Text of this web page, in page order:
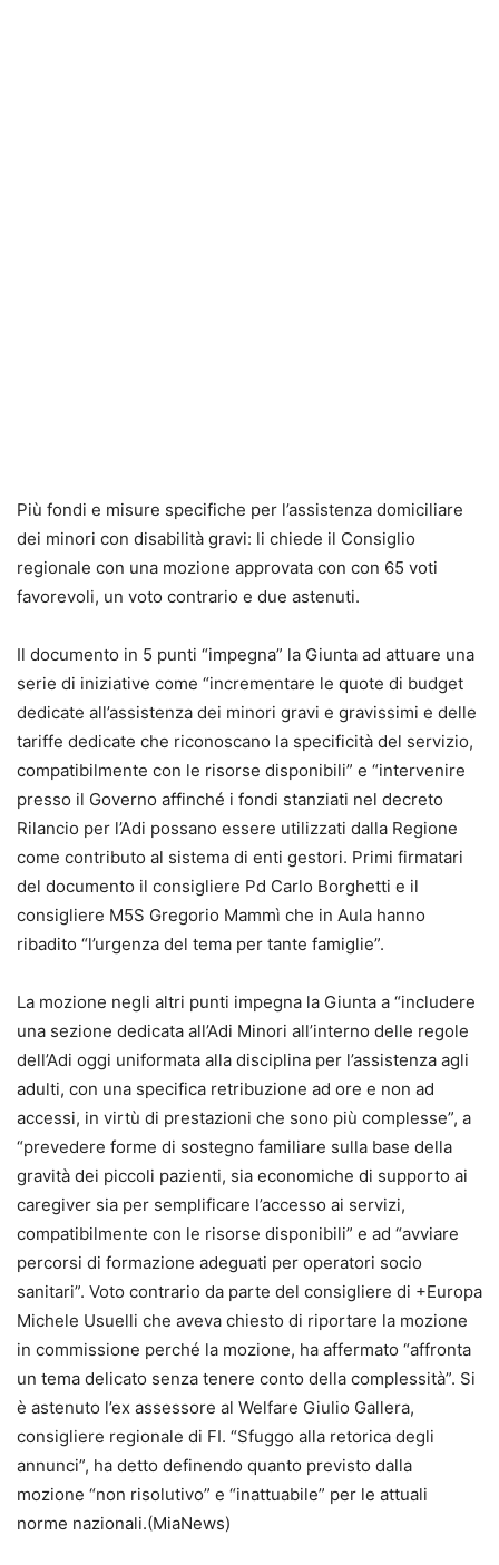
Più fondi e misure specifiche per l’assistenza domiciliare
dei minori con disabilità gravi: li chiede il Consiglio
regionale con una mozione approvata con con 65 voti
favorevoli, un voto contrario e due astenuti.
Il documento in 5 punti “impegna” la Giunta ad attuare una
serie di iniziative come “incrementare le quote di budget
dedicate all’assistenza dei minori gravi e gravissimi e delle
tariffe dedicate che riconoscano la specificità del servizio,
compatibilmente con le risorse disponibili” e “intervenire
presso il Governo affinché i fondi stanziati nel decreto
Rilancio per l’Adi possano essere utilizzati dalla Regione
come contributo al sistema di enti gestori. Primi firmatari
del documento il consigliere Pd Carlo Borghetti e il
consigliere M5S Gregorio Mammì che in Aula hanno
ribadito “l’urgenza del tema per tante famiglie”.
La mozione negli altri punti impegna la Giunta a “includere
una sezione dedicata all’Adi Minori all’interno delle regole
dell’Adi oggi uniformata alla disciplina per l’assistenza agli
adulti, con una specifica retribuzione ad ore e non ad
accessi, in virtù di prestazioni che sono più complesse”, a
“prevedere forme di sostegno familiare sulla base della
gravità dei piccoli pazienti, sia economiche di supporto ai
caregiver sia per semplificare l’accesso ai servizi,
compatibilmente con le risorse disponibili” e ad “avviare
percorsi di formazione adeguati per operatori socio
sanitari”. Voto contrario da parte del consigliere di +Europa
Michele Usuelli che aveva chiesto di riportare la mozione
in commissione perché la mozione, ha affermato “affronta
un tema delicato senza tenere conto della complessità”. Si
è astenuto l’ex assessore al Welfare Giulio Gallera,
consigliere regionale di FI. “Sfuggo alla retorica degli
annunci”, ha detto definendo quanto previsto dalla
mozione “non risolutivo” e “inattuabile” per le attuali
norme nazionali.(MiaNews)